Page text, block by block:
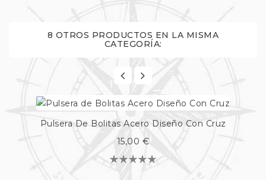
8 OTROS PRODUCTOS EN LA MISMA
CATEGORÍA:
Pulsera De Bolitas Acero Diseño Con Cruz
15,00 €